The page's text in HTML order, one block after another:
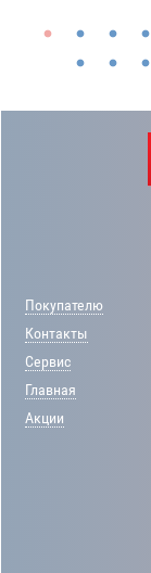
Покупателю
Контакты
Сервис
Главная
Акции